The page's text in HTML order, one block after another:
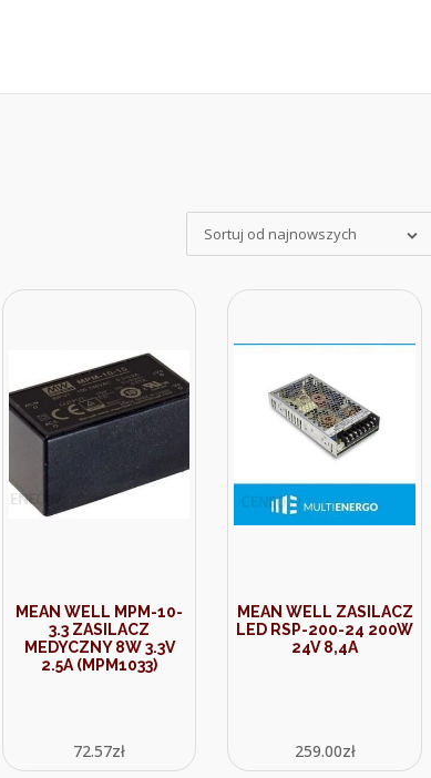
Sortuj od najnowszych
MEAN WELL MPM-10-
3.3 ZASILACZ
MEDYCZNY 8W 3.3V
2.5A (MPM1033)
72.57zł
MEAN WELL ZASILACZ
LED RSP-200-24 200W
24V 8,4A
259.00zł